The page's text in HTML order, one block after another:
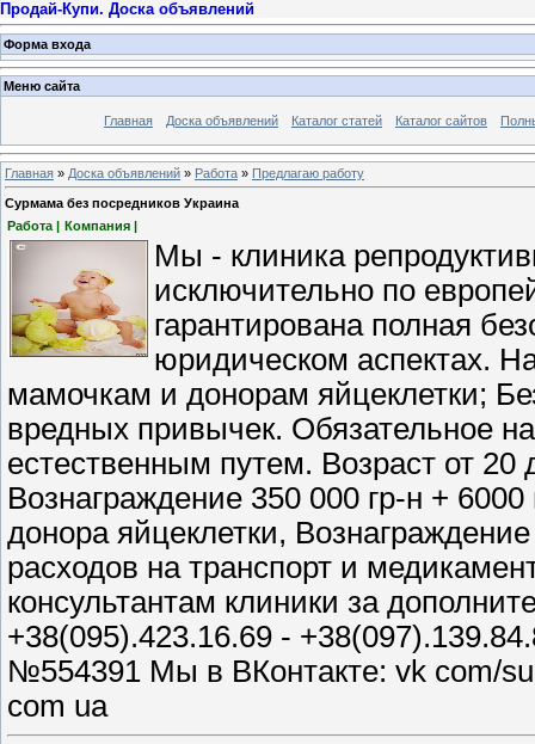
Продай-Купи. Доска объявлений
Форма входа
Меню сайта
Главная Доска объявлений Каталог статей Каталог сайтов
Главная » Доска объявлений » Работа » Предлагаю работу
Сурмама без посредников Украина
Работа | Компания |
Мы - клиника
исключительно по
гарантирована полная
юридическом аспектах.
мамочкам и донорам яйцеклетки;
вредных привычек. Обязательное
естественным путем. Возраст от
Вознаграждение 350 000 гр-н +
донора яйцеклетки,
расходов на транспорт и
консультантам клиники за
+38(095).423.16.69 -
№554391 Мы в ВКонтакте: vk com/
com ua